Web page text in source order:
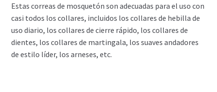
Estas correas de mosquetón son adecuadas para el uso con
casi todos los collares, incluidos los collares de hebilla de
uso diario, los collares de cierre rápido, los collares de
dientes, los collares de martingala, los suaves andadores
de estilo líder, los arneses, etc.